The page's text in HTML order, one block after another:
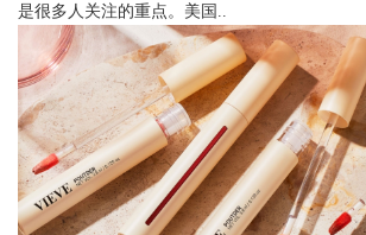
是很多人关注的重点。美国..